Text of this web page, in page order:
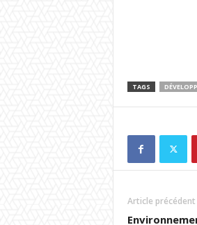
TAGS
Article précédent